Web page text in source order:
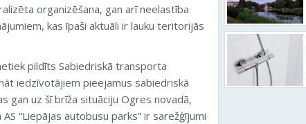
organizēšana, gan arī neelastība
kas īpaši aktuāli ir lauku teritorijās
pildīts Sabiedriskā transporta
iedzīvotājiem pieejamus sabiedriskā
gan uz šī brīža situāciju Ogres novadā,
“Liepājas autobusu parks” ir sarežģījumi